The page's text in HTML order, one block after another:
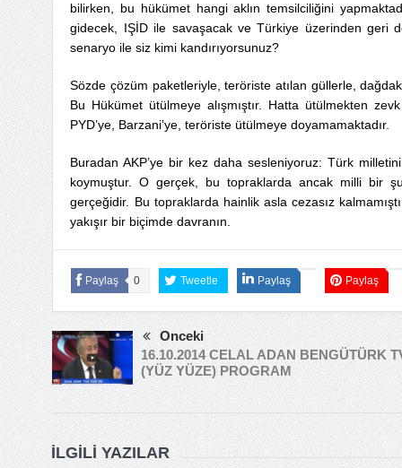
bilirken, bu hükümet hangi aklın temsilciliğini
gidecek, IŞİD ile savaşacak ve Türkiye üzerinden geri
senaryo ile siz kimi kandırıyorsunuz?
Sözde çözüm paketleriyle, teröriste atılan güllerle,
Bu Hükümet ütülmeye alışmıştır. Hatta ütülmekten
PYD’ye, Barzani’ye, teröriste ütülmeye doyamamaktadır.
Buradan AKP’ye bir kez daha sesleniyoruz: Türk
koymuştur. O gerçek, bu topraklarda ancak milli bir
gerçeğidir. Bu topraklarda hainlik asla cezasız
yakışır bir biçimde davranın.
Paylaş 0 Tweetle Paylaş Paylaş
Önceki
16.10.2014 CELAL ADAN BENGÜTÜRK
(YÜZ YÜZE) PROGRAM
İLGILI YAZILAR